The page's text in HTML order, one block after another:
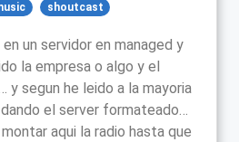
shoutcast
un servidor en managed y
la empresa o algo y el
y segun he leido a la mayoria
el server formateado…
aqui la radio hasta que